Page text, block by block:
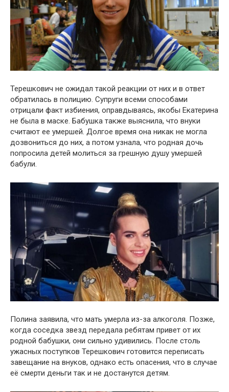
Терешкович не ожидал такой реакции от них и в ответ
обратилась в полицию. Супруги всеми способами
отрицали факт избиения, оправдываясь, якобы Екатерина
не была в маске. Бабушка также выяснила, что внуки
считают ее умершей. Долгое время она никак не могла
дозвониться до них, а потом узнала, что родная дочь
попросила детей молиться за грешную душу умершей
бабули.
Полина заявила, что мать умерла из-за алкоголя. Позже,
когда соседка звезд передала ребятам привет от их
родной бабушки, они сильно удивились. После столь
ужасных поступков Терешкович готовится переписать
завещание на внуков, однако есть опасения, что в случае
её смерти деньги так и не достанутся детям.